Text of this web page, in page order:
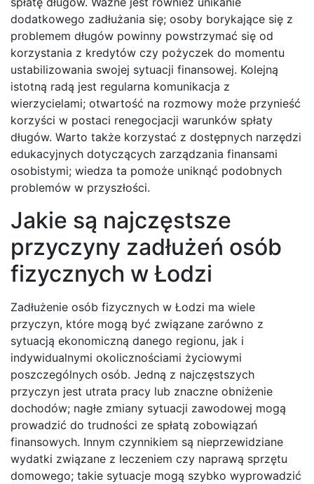
dodatkowego zadłużania się; osoby borykające się z
problemem długów powinny powstrzymać się od
korzystania z kredytów czy pożyczek do momentu
ustabilizowania swojej sytuacji finansowej. Kolejną
istotną radą jest regularna komunikacja z
wierzycielami; otwartość na rozmowy może przynieść
korzyści w postaci renegocjacji warunków spłaty
długów. Warto także korzystać z dostępnych narzędzi
edukacyjnych dotyczących zarządzania finansami
osobistymi; wiedza ta pomoże uniknąć podobnych
problemów w przyszłości.
Jakie są najczęstsze
przyczyny zadłużeń osób
fizycznych w Łodzi
Zadłużenie osób fizycznych w Łodzi ma wiele
przyczyn, które mogą być związane zarówno z
sytuacją ekonomiczną danego regionu, jak i
indywidualnymi okolicznościami życiowymi
poszczególnych osób. Jedną z najczęstszych
przyczyn jest utrata pracy lub znaczne obniżenie
dochodów; nagłe zmiany sytuacji zawodowej mogą
prowadzić do trudności ze spłatą zobowiązań
finansowych. Innym czynnikiem są nieprzewidziane
wydatki związane z leczeniem czy naprawą sprzętu
domowego; takie sytuacje mogą szybko wyprowadzić